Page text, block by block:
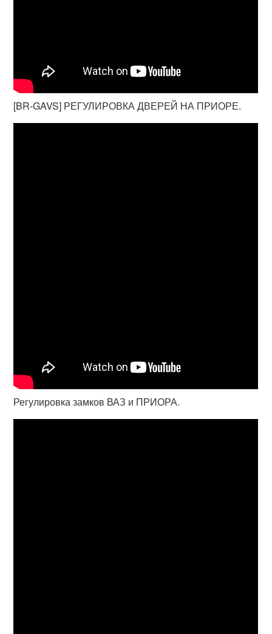
[BR-GAVS] РЕГУЛИРОВКА ДВЕРЕЙ НА ПРИОРЕ.
Регулировка замков ВАЗ и ПРИОРА.